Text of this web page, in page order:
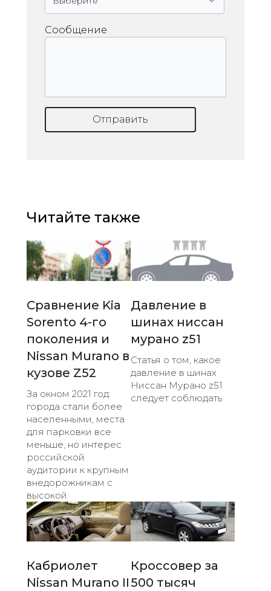
Сообщение
Отправить
Читайте также
Сравнение Kia
Sorento 4-го
поколения и
Nissan Murano в
кузове Z52
За окном 2021 год:
города стали более
населенными, места
для парковки все
меньше, но интерес
российской
аудитории к крупным
внедорожникам с
высокой
Давление в
шинах ниссан
мурано z51
Статья о том, какое
давление в шинах
Ниссан Мурано z51
следует соблюдать
Кабриолет
Nissan Murano II
Кроссовер за
500 тысяч